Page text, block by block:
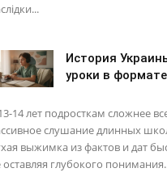
История
уроки в
14 лет подросткам сложнее
слушание длинных
выжимка из фактов и дат
оставляя глубокого